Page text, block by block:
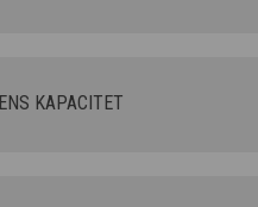
KAPACITET